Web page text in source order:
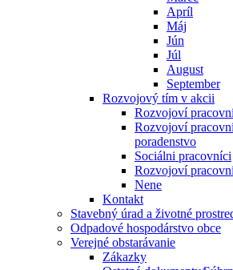
Apríl
Máj
Jún
Júl
August
September
Rozvojový tím v akcii
Rozvojoví
Rozvojoví
poradenstvo
Sociálni pracovníci
Rozvojoví
Nene
Kontakt
Stavebný úrad a životné
Odpadové hospodárstvo obce
Verejné obstarávanie
Zákazky